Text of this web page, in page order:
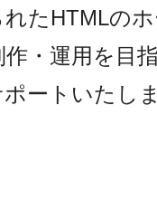
たHTMLの
・運用を目
ートいたし